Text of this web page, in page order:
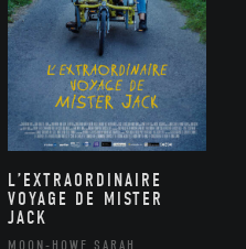
L’EXTRAORDINAIRE
VOYAGE DE MISTER
JACK
MOON-HOWE SARAH